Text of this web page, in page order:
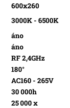
600x260
3000K - 6500K
áno
áno
RF 2,4GHz
180°
AC160 - 265V
30 000h
25 000 x